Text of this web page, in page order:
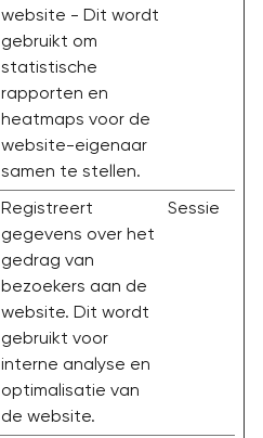
website - Dit wordt
gebruikt om
statistische
rapporten en
heatmaps voor de
website-eigenaar
samen te stellen.
Registreert
gegevens over het
gedrag van
bezoekers aan de
website. Dit wordt
gebruikt voor
interne analyse en
optimalisatie van
de website.
Sessie